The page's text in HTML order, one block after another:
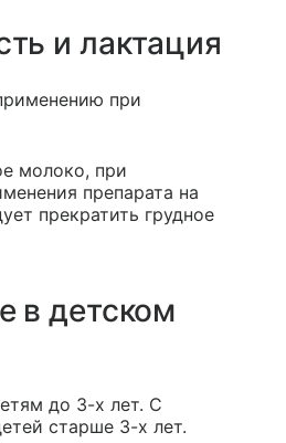
и лактация
при
молоко, при
препарата на
прекратить грудное
в детском
до 3-х лет. С
старше 3-х лет.